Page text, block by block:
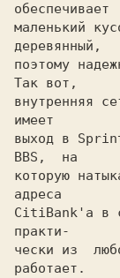
обеспечивает
маленький
деревянный,
поэтому
Так вот,
внутренняя
имеет
выход в
BBS,  на
которую
адреса
CitiBank'а в
практи-
чески из
работает.